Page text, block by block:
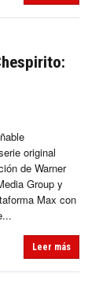
original
de Warner
Group y
Max con
Leer más